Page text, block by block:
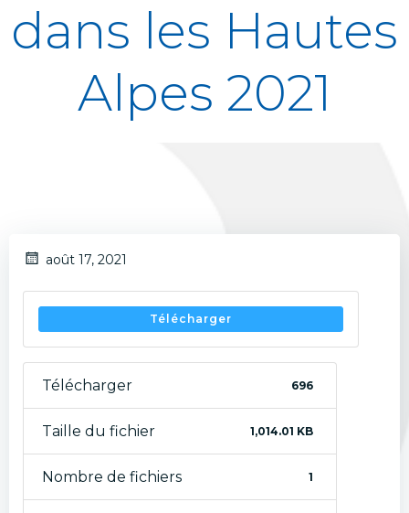
dans les Hautes
Alpes 2021
août 17, 2021
Télécharger
Télécharger 696
Taille du fichier 1,014.01 KB
Nombre de fichiers 1